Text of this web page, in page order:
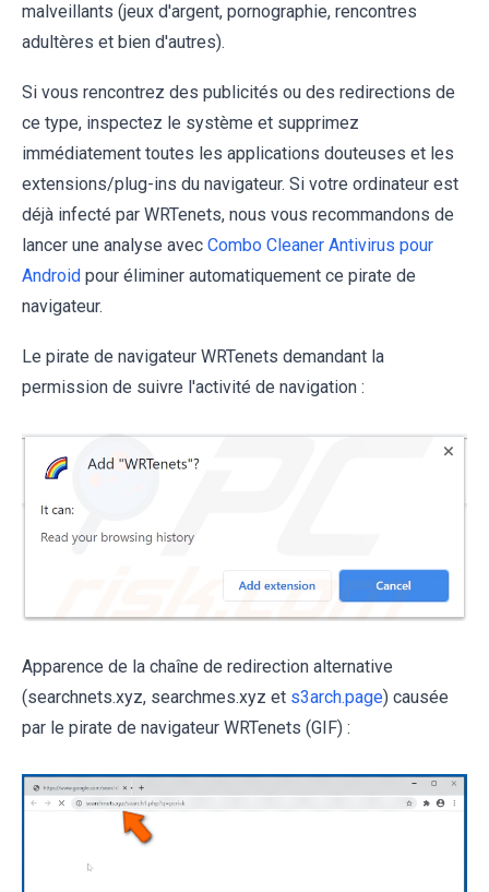
malveillants (jeux d'argent, pornographie, rencontres
adultères et bien d'autres).
Si vous rencontrez des publicités ou des redirections de
ce type, inspectez le système et supprimez
immédiatement toutes les applications douteuses et les
extensions/plug-ins du navigateur. Si votre ordinateur est
déjà infecté par WRTenets, nous vous recommandons de
lancer une analyse avec Combo Cleaner Antivirus pour
Android pour éliminer automatiquement ce pirate de
navigateur.
Le pirate de navigateur WRTenets demandant la
permission de suivre l'activité de navigation :
Apparence de la chaîne de redirection alternative
(searchnets.xyz, searchmes.xyz et s3arch.page) causée
par le pirate de navigateur WRTenets (GIF) :